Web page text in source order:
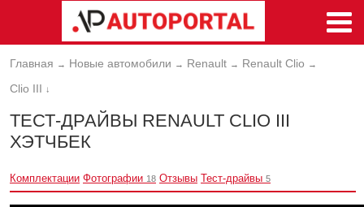
Главная → Новые автомобили → Renault → Renault Clio →
Clio III ↓
ТЕСТ-ДРАЙВЫ RENAULT CLIO III
ХЭТЧБЕК
Комплектации Фотографии 18 Отзывы Тест-драйвы 5